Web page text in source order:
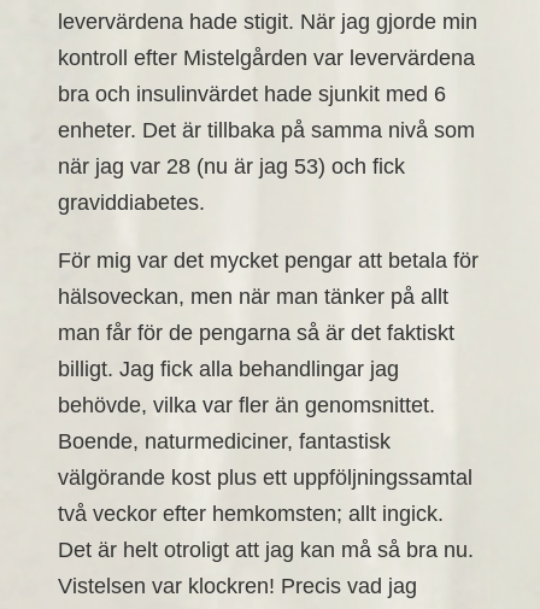
levervärdena hade stigit. När jag gjorde min
kontroll efter Mistelgården var levervärdena
bra och insulinvärdet hade sjunkit med 6
enheter. Det är tillbaka på samma nivå som
när jag var 28 (nu är jag 53) och fick
graviddiabetes.
För mig var det mycket pengar att betala för
hälsoveckan, men när man tänker på allt
man får för de pengarna så är det faktiskt
billigt. Jag fick alla behandlingar jag
behövde, vilka var fler än genomsnittet.
Boende, naturmediciner, fantastisk
välgörande kost plus ett uppföljningssamtal
två veckor efter hemkomsten; allt ingick.
Det är helt otroligt att jag kan må så bra nu.
Vistelsen var klockren! Precis vad jag